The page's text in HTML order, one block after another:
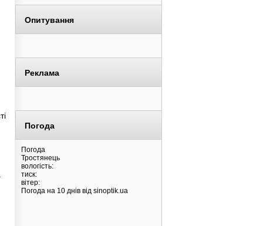
Опитування
Реклама
Погода
Погода
Тростянець
вологість:
тиск:
вітер:
Погода на 10 днів від sinoptik.ua